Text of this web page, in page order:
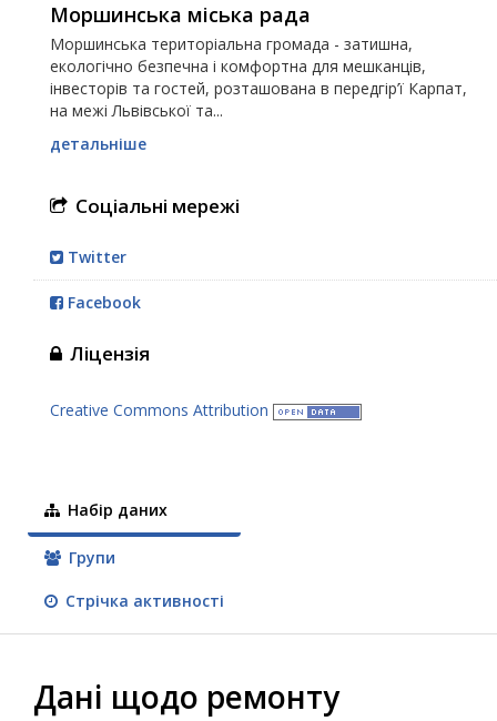
Моршинська міська рада
Моршинська територіальна громада - затишна,
екологічно безпечна і комфортна для мешканців,
інвесторів та гостей, розташована в передгір’ї Карпат,
на межі Львівської та...
детальніше
Соціальні мережі
Twitter
Facebook
Ліцензія
Creative Commons Attribution
Набір даних
Групи
Стрічка активності
Дані щодо ремонту